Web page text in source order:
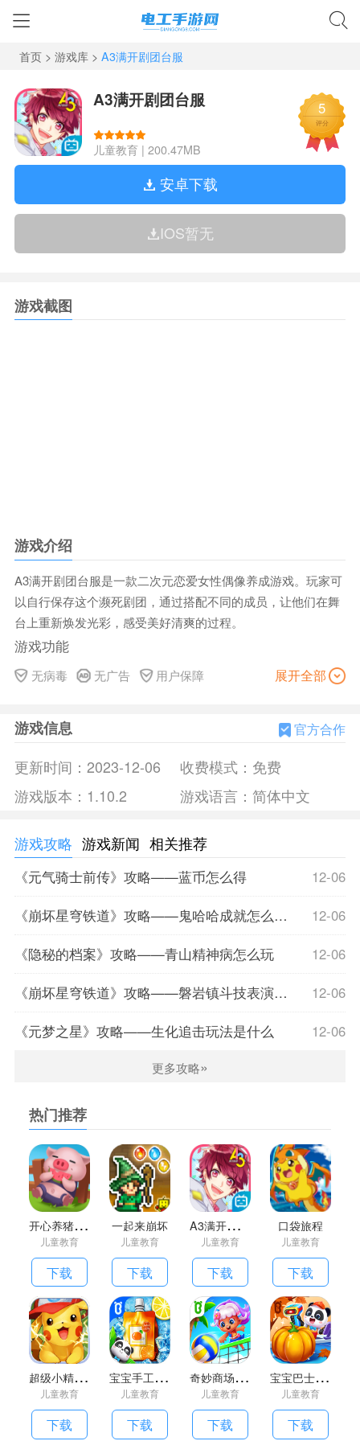
首页 > 游戏库 > A3满开剧团台服
A3满开剧团台服
儿童教育 |200.47MB
5
评分
安卓下载
IOS暂无
游戏截图
游戏介绍
A3满开剧团台服是一款二次元恋爱女性偶像养成游戏。玩家可
以自行保存这个濒死剧团，通过搭配不同的成员，让他们在舞
台上重新焕发光彩，感受美好清爽的过程。
游戏功能
1。精彩丰富的故事，给你身临其境的感动和欢乐；
3。各种价值的另类人物通过组合搭配更具吸引力；
游戏介绍
“曼凯剧团”是一款由爱女剧团开发的手游。在游戏中，玩家将
的剧团。通过春夏秋冬四种不同组合的成员搭配，培养出芽剧
团成员，让他们在小剧场的舞台上展现风采！游戏拥有豪华声
优阵容，主线剧情采用全语音模式！
无病毒 无广告 用户保障 展开全部
游戏信息 官方合作
更新时间： 2023-12-06 收费模式： 免费
游戏版本： 1.10.2 游戏语言： 简体中文
游戏攻略 游戏新闻 相关推荐
12-06
《元气骑士前传》攻略——蓝币怎么得
12-06
《崩坏星穹铁道》攻略——鬼哈哈成就怎么达成
12-06
《隐秘的档案》攻略——青山精神病怎么玩
12-06
《崩坏星穹铁道》攻略——磐岩镇斗技表演赛第七关怎么过
12-06
《元梦之星》攻略——生化追击玩法是什么
更多攻略»
热门推荐
开
心养猪场红包版
儿童教育
下载
一起来崩坏
儿童教育
下载
A
3满开剧团台服
儿童教育
下载
口袋旅程
儿童教育
下载
超
级小精灵OL最新版版
儿童教育
下载
宝
宝手工零食宝宝巴士游戏
儿童教育
下载
奇
妙商场嘉年华最新版(改名奇妙小镇嘉年华)
儿童教育
下载
宝
宝巴士亲子游戏宝宝超市
儿童教育
下载